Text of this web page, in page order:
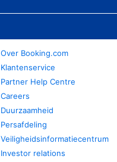
Over Booking.com
Klantenservice
Partner Help Centre
Careers
Duurzaamheid
Persafdeling
Veiligheidsinformatiecentrum
Investor relations